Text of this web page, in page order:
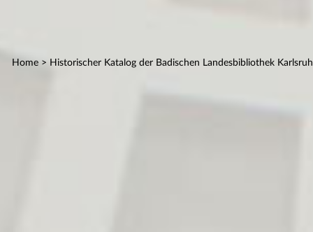
Home > Historischer Katalog der Badischen Landesbibliothek